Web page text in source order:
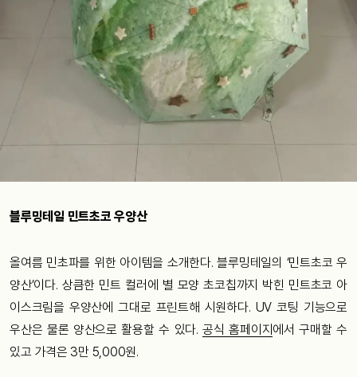
블루밍테일 민트초코 우양산
올여름 민초파를 위한 아이템을 소개한다. 블루밍테일의 ‘민트초코 우
양산’이다. 상큼한 민트 컬러에 별 모양 초코칩까지 박힌 민트초코 아
이스크림을 우양산에 그대로 프린트해 시원하다. UV 코팅 기능으로
우산은 물론 양산으로 활용할 수 있다.공식 홈페이지에서 구매할 수
있고 가격은 3만 5,000원.